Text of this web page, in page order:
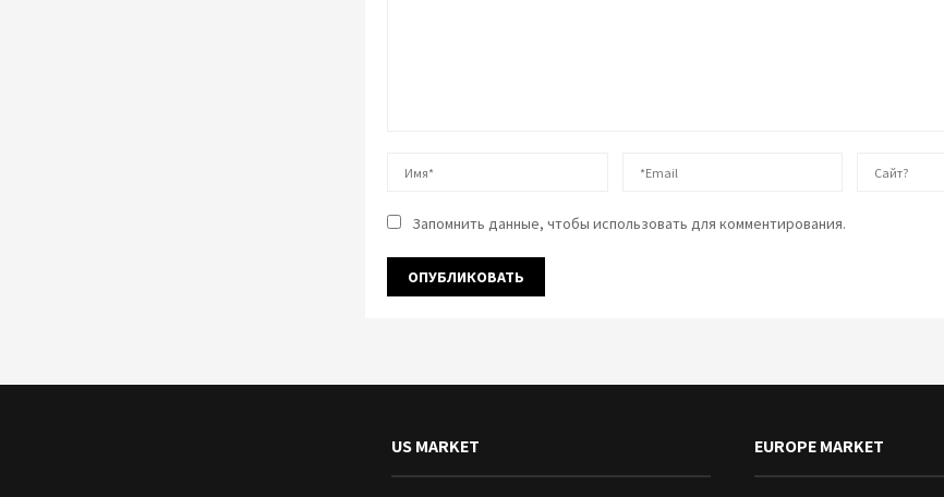
Запомнить данные, чтобы использовать для комментирования.
US MARKET EUROPE MARKET